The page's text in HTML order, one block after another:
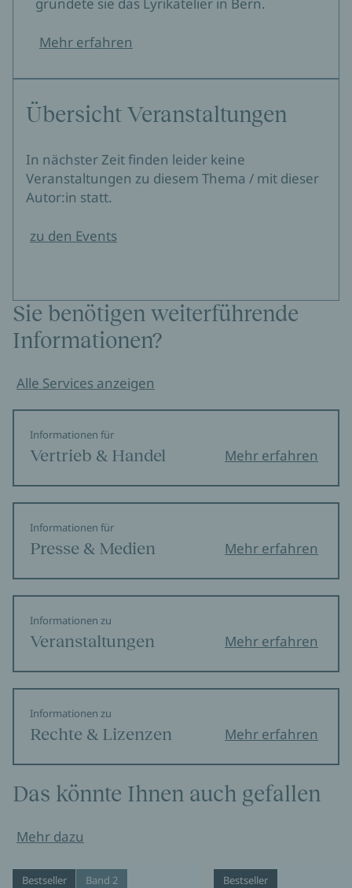
Mehr erfahren
Übersicht Veranstaltungen
In nächster Zeit finden leider keine
Veranstaltungen zu diesem Thema / mit dieser
Autor:in statt.
zu den Events
Sie benötigen weiterführende
Informationen?
Alle Services anzeigen
Informationen für
Vertrieb & Handel Mehr erfahren
Informationen für
Presse & Medien Mehr erfahren
Informationen zu
Veranstaltungen Mehr erfahren
Informationen zu
Rechte & Lizenzen Mehr erfahren
Das könnte Ihnen auch gefallen
Mehr dazu
Bestseller Band 2 Bestseller